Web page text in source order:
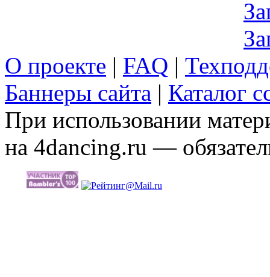
О проекте | FAQ |
Баннеры сайта | Каталог
При использовании
на 4dancing.ru —